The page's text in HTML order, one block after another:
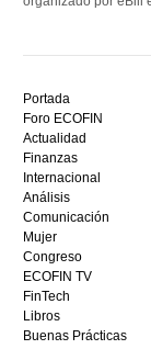
mejor
bono
sin
depósito
casino
en
España,
visita
este
sitio
y
Portada
Foro ECOFIN
Actualidad
Finanzas
Internacional
Análisis
Comunicación
Mujer
Congreso
ECOFIN TV
FinTech
Libros
Buenas Prácticas